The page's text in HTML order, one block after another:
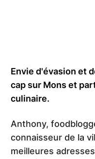
Envie d'évasion et
cap sur Mons et
culinaire.
Anthony,
connaisseur de la
meilleures